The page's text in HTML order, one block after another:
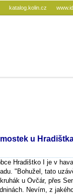
katalog.kolin.cz
u Hradištka
Hradištko I je v
"Bohužel, tato
u Ovčár, přes
Nevím, z